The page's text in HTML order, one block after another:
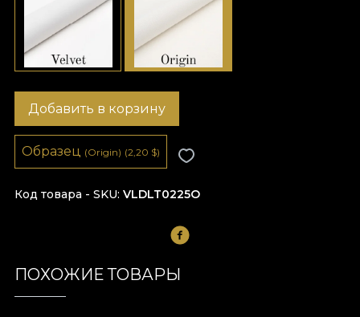
Код товара - SKU VLDLT0225O
Добавить в корзину
Образец (Origin) (2,20 $)
ПОХОЖИЕ ТОВАРЫ